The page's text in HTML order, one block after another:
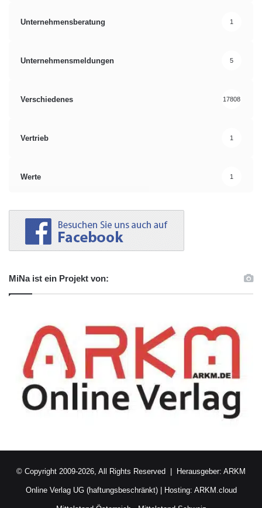
Unternehmensberatung 1
Unternehmensmeldungen 5
Verschiedenes 17808
Vertrieb 1
Werte 1
MiNa ist ein Projekt von:
© Copyright 2009-2026, All Rights Reserved | Herausgeber: ARKM
Online Verlag UG (haftungsbeschränkt)| Hosting: ARKM.cloud